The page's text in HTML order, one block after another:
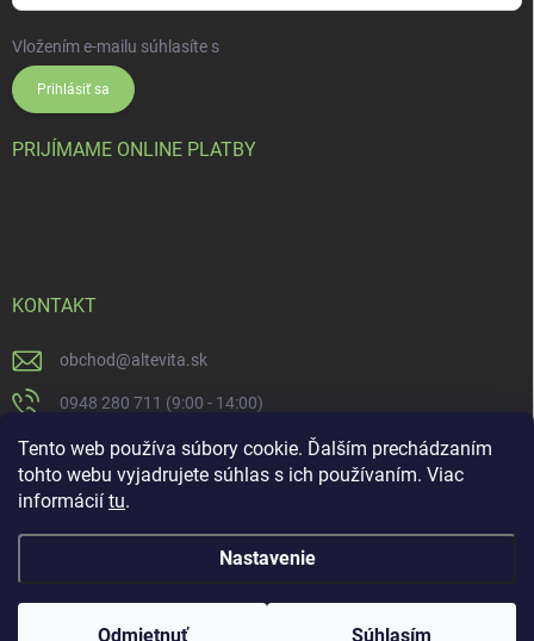
Tento web používa súbory cookie. Ďalším prechádzaním
tohto webu vyjadrujete súhlas s ich používaním. Viac
informácií tu.
Nastavenie
Odmietnuť Súhlasím
Vložením e-mailu súhlasíte s
Prihlásiť sa
PRIJÍMAME ONLINE PLATBY
KONTAKT
obchod@altevita.sk
0948 280 711 (9:00 - 14:00)
Altevita.sk
altevita
Copyright 2026Altevita.sk - life - health - beauty. Všetky práva vyhradené.
Upraviť nastavenie cookies